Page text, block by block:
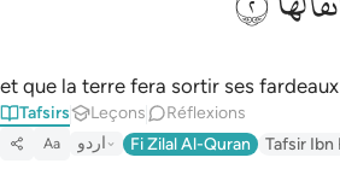
et que la terre fera sortir ses fardeaux
Tafsirs Leçons Réflexions
Aa اردو Fi Zilal Al-Quran Tafsir Ibn